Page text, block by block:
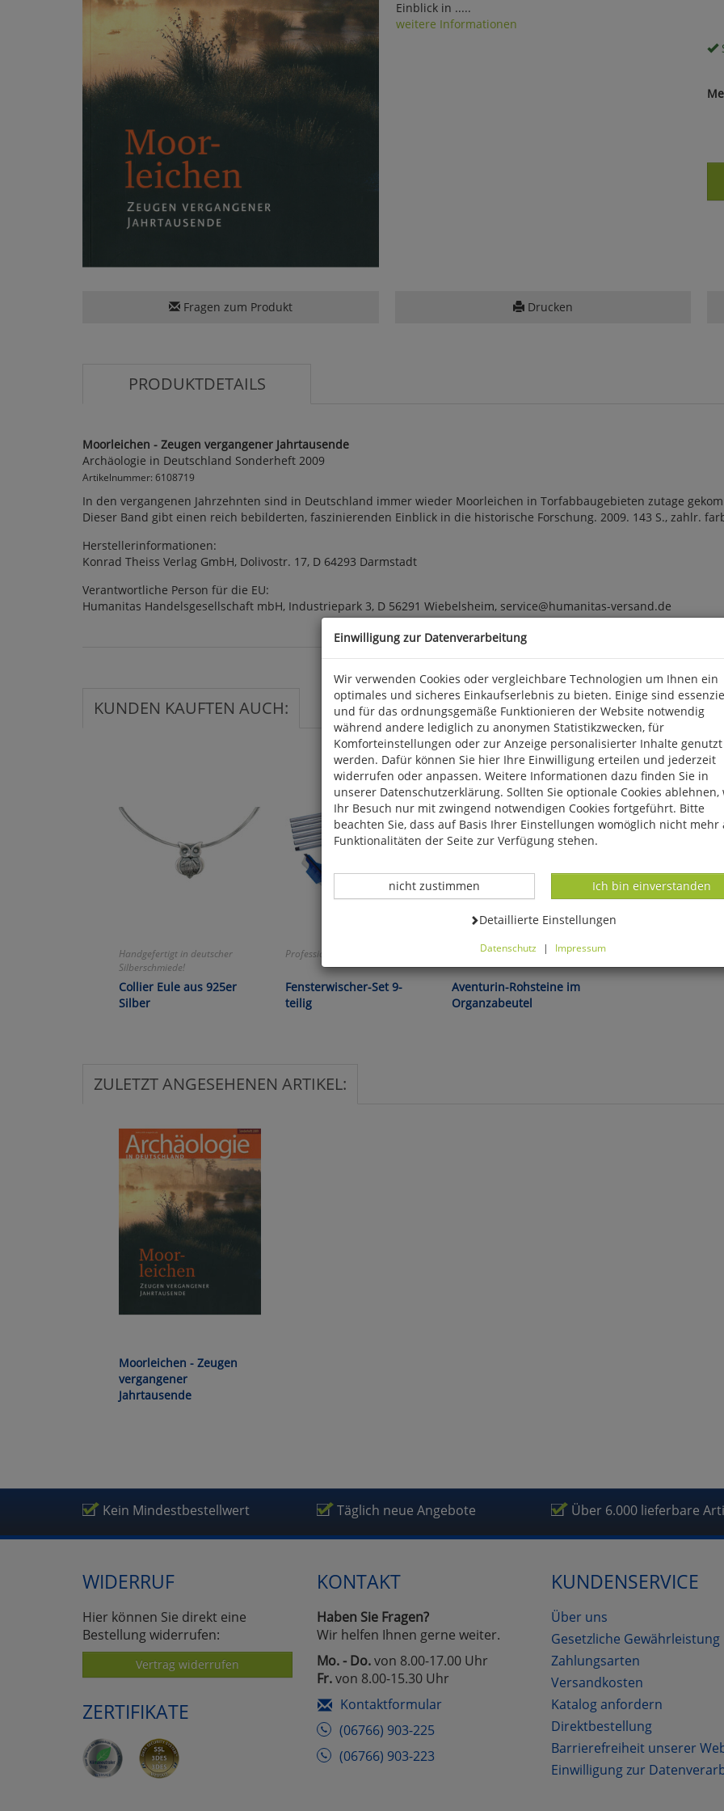
Einblick in .....
weitere Informationen
Fragen zum Produkt Drucken
PRODUKTDETAILS
Moorleichen - Zeugen vergangener Jahrtausende
Archäologie in Deutschland Sonderheft 2009
Artikelnummer: 6108719
In den vergangenen Jahrzehnten sind in Deutschland immer wieder Moorleichen in Torfabbaugebieten zutage
Dieser Band gibt einen reich bebilderten, faszinierenden Einblick in die historische Forschung. 2009. 143 S., zahlr.
Herstellerinformationen:
Konrad Theiss Verlag GmbH, Dolivostr. 17, D 64293 Darmstadt
Verantwortliche Person für die EU:
Humanitas Handelsgesellschaft mbH, Industriepark 3, D 56291 Wiebelsheim, service@humanitas-versand.de
KUNDEN KAUFTEN AUCH:
Handgefertigt in deutscher
Silberschmiede!
Collier Eule aus 925er
Silber
Professionelle Glasreinigung!
Fensterwischer-Set 9-
teilig
Aventurin-Rohsteine im
Organzabeutel
ZULETZT ANGESEHENEN ARTIKEL:
Moorleichen - Zeugen
vergangener
Jahrtausende
Kein Mindestbestellwert Täglich neue Angebote Über 6.000 lieferbare
WIDERRUF
Hier können Sie direkt eine
Bestellung widerrufen:
Vertrag widerrufen
ZERTIFIKATE
KONTAKT
Haben Sie Fragen?
Wir helfen Ihnen gerne weiter.
Mo. - Do.von 8.00-17.00 Uhr
Fr.von 8.00-15.30 Uhr
Kontaktformular
(06766) 903-225
(06766) 903-223
KUNDENSERVICE
Über uns
Gesetzliche Gewährleistung
Zahlungsarten
Versandkosten
Katalog anfordern
Direktbestellung
Barrierefreiheit unserer
Einwilligung zur
Einwilligung zur Datenverarbeitung
Wir verwenden Cookies oder vergleichbare Technologien um Ihnen ein
optimales und sicheres Einkaufserlebnis zu bieten. Einige sind
und für das ordnungsgemäße Funktionieren der Website notwendig
während andere lediglich zu anonymen Statistikzwecken, für
Komforteinstellungen oder zur Anzeige personalisierter Inhalte genutzt
werden. Dafür können Sie hier Ihre Einwilligung erteilen und jederzeit
widerrufen oder anpassen. Weitere Informationen dazu finden Sie in
unserer Datenschutzerklärung. Sollten Sie optionale Cookies ablehnen,
Ihr Besuch nur mit zwingend notwendigen Cookies fortgeführt. Bitte
beachten Sie, dass auf Basis Ihrer Einstellungen womöglich nicht mehr
Funktionalitäten der Seite zur Verfügung stehen.
Datenverarbeitung -
Ich bin einverstanden
Datenverarbeitung -
nicht zustimmen
Datenverarbeitung -
Detaillierte Einstellungen
Datenschutz | Impressum
Cookies ablehnen, wird Ihr Besuch nur mit zwingend notwendigen
fortgeführt. Bitte beachten Sie, dass auf Basis Ihrer Einstellungen
nicht mehr alle Funktionalitäten der Seite zur Verfügung stehen.